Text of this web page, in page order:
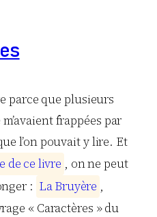
parce que plusieurs
frappées par
l’on pouvait y lire. Et
e de ce livre , on ne peut
: LaBruyère ,
« Caractères » du